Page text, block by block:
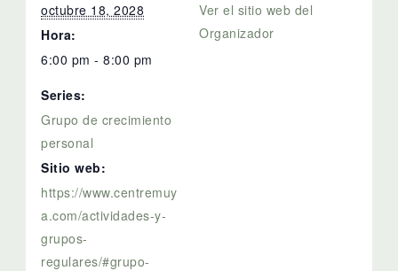
octubre 18, 2028
Hora:
6:00 pm - 8:00 pm
Series:
Grupo de crecimiento
personal
Sitio web:
https://www.centremuy
a.com/actividades-y-
grupos-
regulares/#grupo-
Ver el sitio web del
Organizador